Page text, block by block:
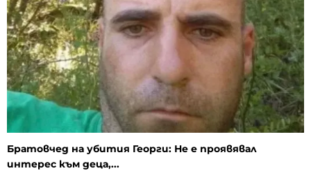
Братовчед на убития Георги: Не е проявявал
интерес към деца,...